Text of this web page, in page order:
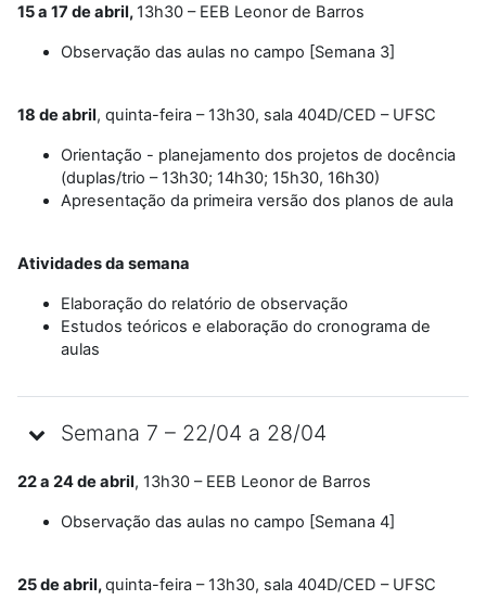
15 a 17 de abril, 13h30 – EEB Leonor de Barros
Observação das aulas no campo [Semana 3]
18 de abril, quinta-feira – 13h30, sala 404D/CED – UFSC
Orientação - planejamento dos projetos de docência
(duplas/trio – 13h30; 14h30; 15h30, 16h30)
Apresentação da primeira versão dos planos de aula
Atividades da semana
Elaboração do relatório de observação
Estudos teóricos e elaboração do cronograma de
aulas
Semana 7 – 22/04 a 28/04
22 a 24 de abril, 13h30 – EEB Leonor de Barros
Observação das aulas no campo [Semana 4]
25 de abril,quinta-feira – 13h30, sala 404D/CED – UFSC